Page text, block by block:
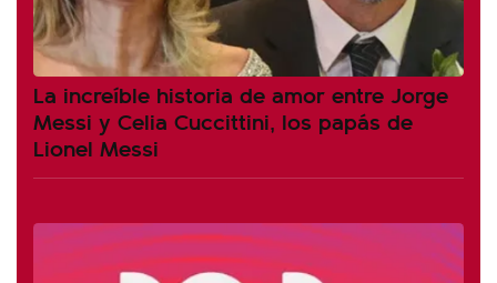
La increíble historia de amor entre Jorge
Messi y Celia Cuccittini, los papás de
Lionel Messi